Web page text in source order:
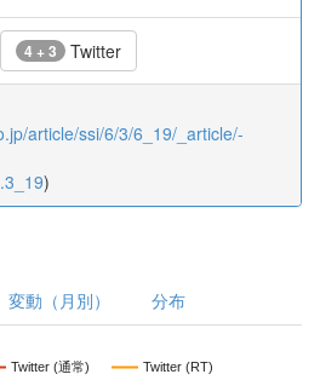
4 + 3 Twitter
article/ssi/6/3/6_19/_article/-
)
変動（月別） 分布
Twitter (通常) Twitter (RT)